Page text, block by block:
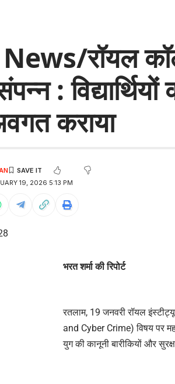
रॉयल
:
कराया
19, 2026 5:13 PM
भरत शर्मा की रिपोर्ट
रतलाम, 19 जनवरी रॉयल
and Cyber Crime) विषय पर
युग की कानूनी बारीकियों और